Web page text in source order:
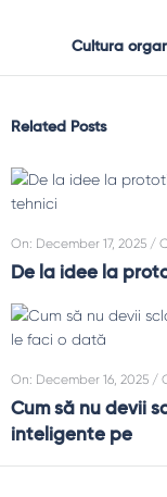
Cultura
Related Posts
On: December 17, 2025
De la idee la
On: December 16, 2025
Cum să nu devii
inteligente pe